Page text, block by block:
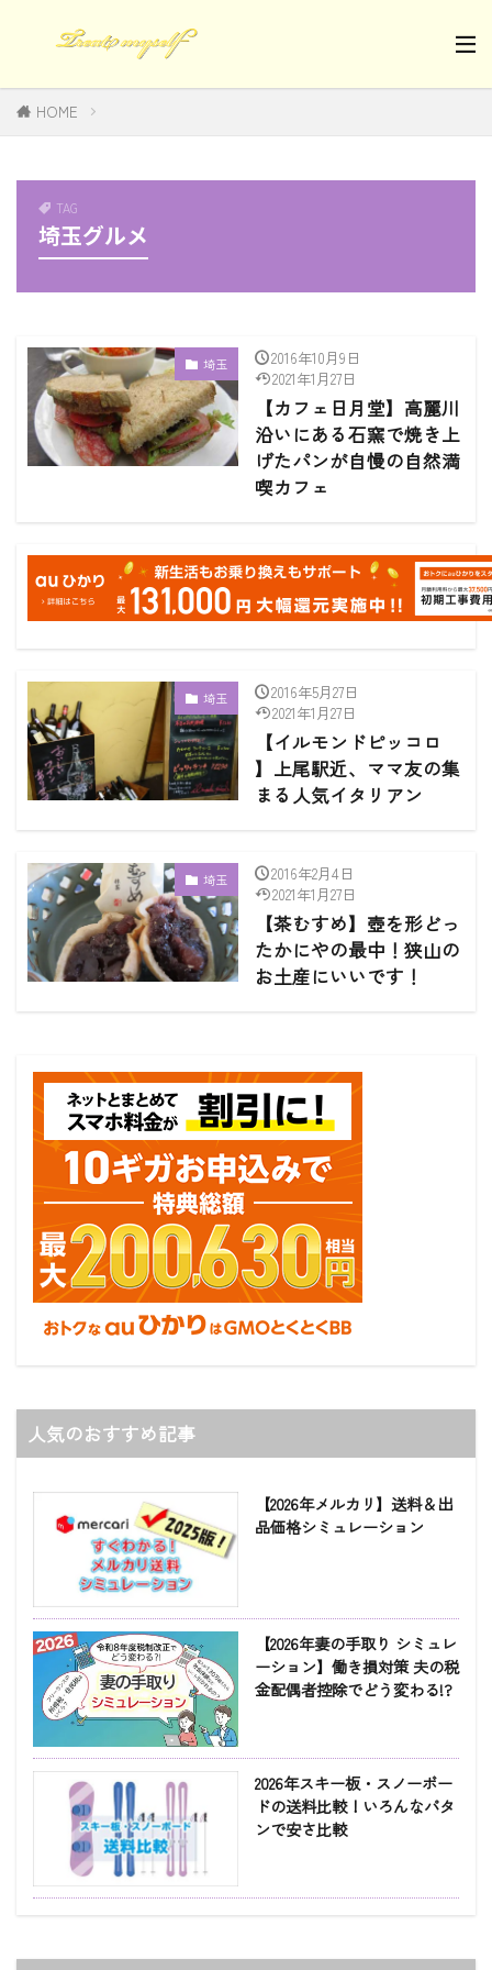
HOME
TAG
埼玉グルメ
埼玉
2016年10月9日
2021年1月27日
【カフェ日月堂】高麗川
沿いにある石窯で焼き上
げたパンが自慢の自然満
喫カフェ
埼玉
2016年5月27日
2021年1月27日
【イルモンドピッコロ
】上尾駅近、ママ友の集
まる人気イタリアン
埼玉
2016年2月4日
2021年1月27日
【茶むすめ】壺を形どっ
たかにやの最中！狭山の
お土産にいいです！
人気のおすすめ記事
【2026年メルカリ】送料＆出
品価格シミュレーション
【2026年妻の手取り シミュレ
ーション】働き損対策 夫の税
金配偶者控除でどう変わる!?
2026年スキー板・スノーボー
ドの送料比較！いろんなパタ
ンで安さ比較